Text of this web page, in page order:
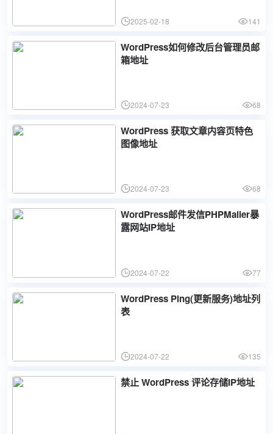
2025-02-18 141
WordPress如何修改后台管理员邮
箱地址
2024-07-23 68
WordPress 获取文章内容页特色
图像地址
2024-07-23 68
WordPress邮件发信PHPMailer暴
露网站IP地址
2024-07-22 77
WordPress Ping(更新服务)地址列
表
2024-07-22 135
禁止 WordPress 评论存储IP地址